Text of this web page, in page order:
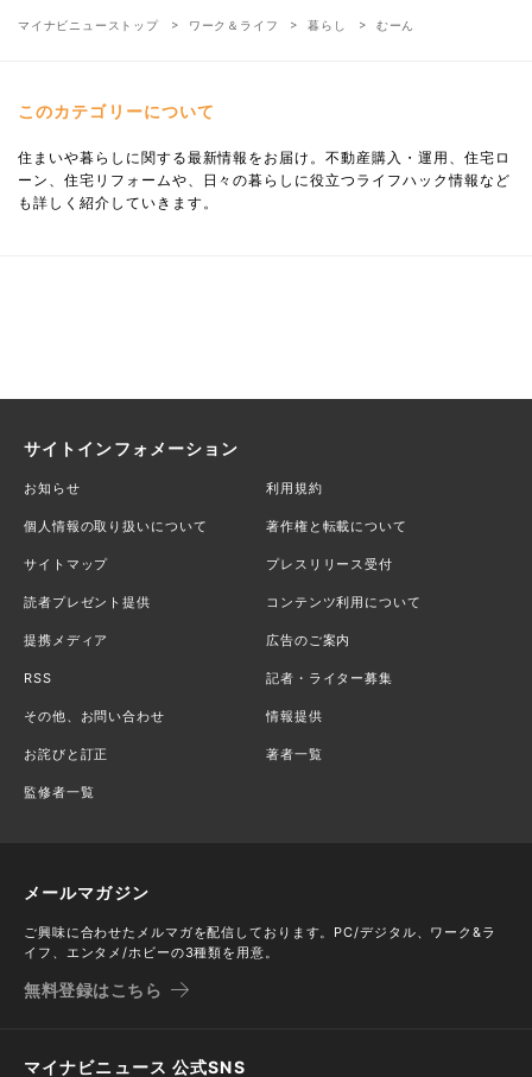
マイナビニューストップ ワーク＆ライフ 暮らし むーん
このカテゴリーについて
住まいや暮らしに関する最新情報をお届け。不動産購入・運用、住宅ロ
ーン、住宅リフォームや、日々の暮らしに役立つライフハック情報など
も詳しく紹介していきます。
サイトインフォメーション
お知らせ 利用規約
個人情報の取り扱いについて 著作権と転載について
サイトマップ プレスリリース受付
読者プレゼント提供 コンテンツ利用について
提携メディア 広告のご案内
RSS 記者・ライター募集
その他、お問い合わせ 情報提供
お詫びと訂正 著者一覧
監修者一覧
メールマガジン
ご興味に合わせたメルマガを配信しております。PC/デジタル、ワーク&ラ
イフ、エンタメ/ホビーの3種類を用意。
無料登録はこちら
マイナビニュース 公式SNS